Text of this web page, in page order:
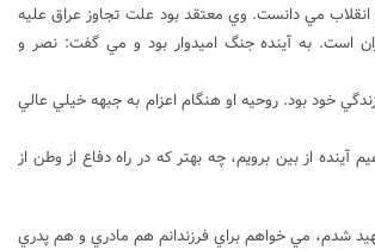
انقلاب مي دانست. وي معتقد بود علت تجاوز عراق عليه
است. به آينده جنگ اميدوار بود و مي گفت: نصر و
خود بود. روحيه او هنگام اعزام به جبهه خيلي عالي
از بين برويم، چه بهتر که در راه دفاع از وطن از
شدم، مي خواهم براي فرزندانم هم مادري و هم پدري